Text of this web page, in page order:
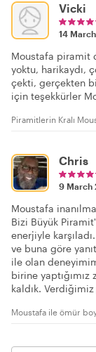
Vicki
14
Moustafa piramit
yoktu, harikaydı,
çekti, gerçekten
için teşekkürler
Piramitlerin Kralı
Chris
9 March
Moustafa
Bizi Büyük
enerjiyle
ve buna göre
ile olan
birine
kaldık.
Moustafa ile ömür